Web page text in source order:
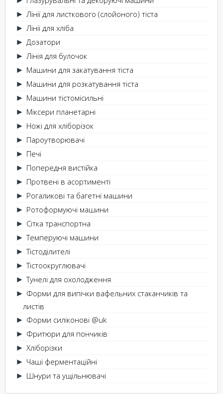
► Лінії для листкового (слойоного) тіста
► Лінії для хліба
► Дозатори
► Лінія для булочок
► Машини для закатування тіста
► Машини для розкатування тіста
► Машини тістомісильні
► Міксери планетарні
► Ножі для хліборізок
► Пароутворювачі
► Печі
► Попередня вистійка
► Протвені в асортименті
► Рогаликові та багетні машини
► Ротоформуючі машини
► Сітка транспортна
► Темперуючі машини
► Тістоділителі
► Тістоокруглювачі
► Тунелі для охолодження
► Форми для випічки вафельних стаканчиків та
листів
► Форми силіконові @uk
► Фритюри для пончиків
► Хліборізки
► Чаші ферментаційні
► Шнури та ущільнювачі